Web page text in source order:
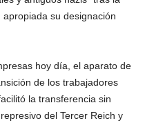
su designación
hoy día, el aparato de
de los trabajadores
la transferencia sin
del Tercer Reich y